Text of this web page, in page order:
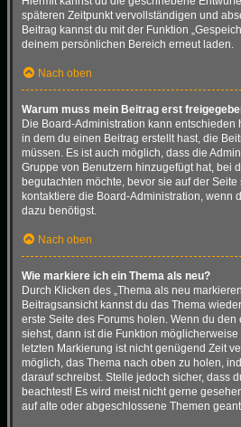
späteren Zeitpunkt vervollständigen und
Beitrag kannst du mit der Funktion
deinem persönlichen Bereich erneut laden.
Nach oben
Warum muss mein Beitrag erst
Die Board-Administration kann entschieden
in dem du einen Beitrag erstellt hast, die
müssen. Es ist auch möglich, dass die
Gruppe von Benutzern hinzugefügt hat, bei
begutachten möchte, bevor sie auf der Seite
kontaktiere die Board-Administration, wenn
dazu benötigst.
Nach oben
Wie markiere ich ein Thema als neu?
Durch Klicken des „Thema als neu
Beitragsansicht kannst du das Thema
erste Seite des Forums holen. Wenn du
siehst, dann ist die Funktion
letzten Markierung ist nicht genügend Zeit
möglich, das Thema nach oben zu holen,
darauf schreibst. Stelle jedoch sicher, dass
beachtest! Es wird meist nicht gerne
auf alte oder abgeschlossene Themen